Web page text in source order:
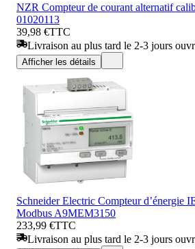
NZR Compteur de courant alternatif
01020113
39,98 €TTC
Livraison au plus tard le 2-3 jours
Afficher les détails
Schneider Electric Compteur d’énergie
Modbus A9MEM3150
233,99 €TTC
Livraison au plus tard le 2-3 jours